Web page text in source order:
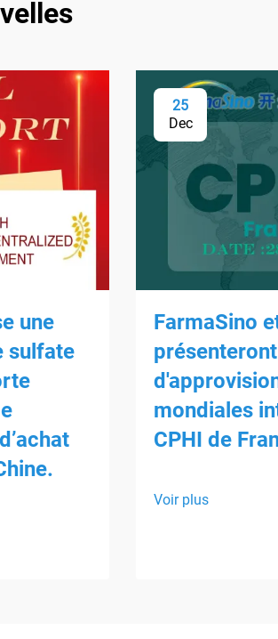
une
sulfate
25
Dec
FarmaSino
mondiales
CPHI de
Voir plus